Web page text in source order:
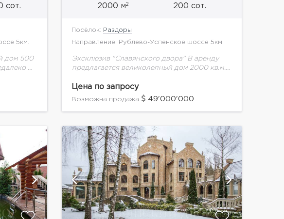
сот.
5км.
дом 500
от
2000 м2 200 сот.
Посёлок: Раздоры
Направление: Рублево-Успенское шоссе 5км.
Эксклюзив "Славянского двора" В аренду
предлагается великолепный дом 2000 кв.м.
Цена по запросу
Возможна продажа 49'000'000